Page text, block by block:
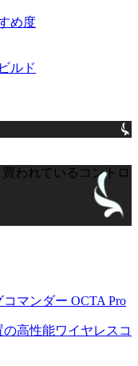
め度
ルド
買われているコントロ
マンダー OCTA Pro
高性能ワイヤレスコ